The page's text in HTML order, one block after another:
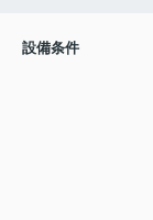
設備条件